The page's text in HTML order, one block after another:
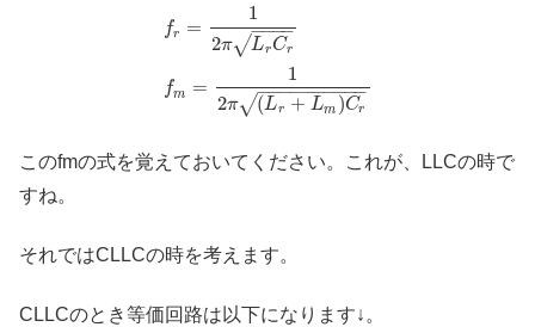
fr =
1
2π LrCr
− −
−−
√
fm =
1
2π (Lr + Lm )Cr
− −
−−−−−−−−
√
このfmの式を覚えておいてください。これが、LLCの時で
すね。
それではCLLCの時を考えます。
CLLCのとき等価回路は以下になります↓。